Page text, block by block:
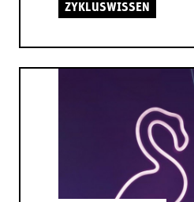
ZYKLUSWISSEN